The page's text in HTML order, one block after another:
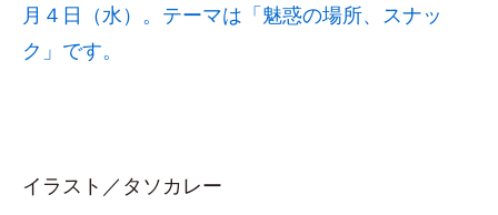
月４日（水）。テーマは「魅惑の場所、スナッ
ク」です。
イラスト／タソカレー